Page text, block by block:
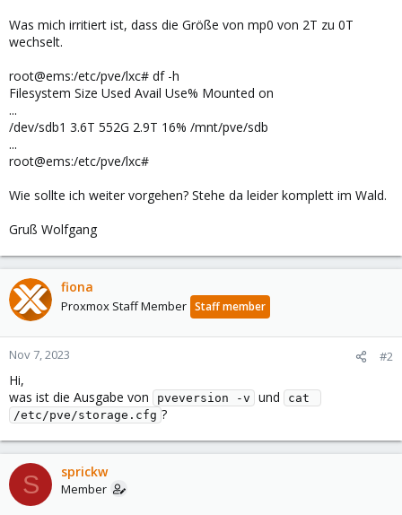
Was mich irritiert ist, dass die Größe von mp0 von 2T zu 0T
wechselt.
root@ems:/etc/pve/lxc# df -h
Filesystem Size Used Avail Use% Mounted on
...
/dev/sdb1 3.6T 552G 2.9T 16% /mnt/pve/sdb
...
root@ems:/etc/pve/lxc#
Wie sollte ich weiter vorgehen? Stehe da leider komplett im Wald.
Gruß Wolfgang
fiona
Proxmox Staff Member Staff member
Nov 7, 2023 #2
Hi,
was ist die Ausgabe von
pveversion -v und
cat
/etc/pve/storage.cfg ?
S sprickw
Member